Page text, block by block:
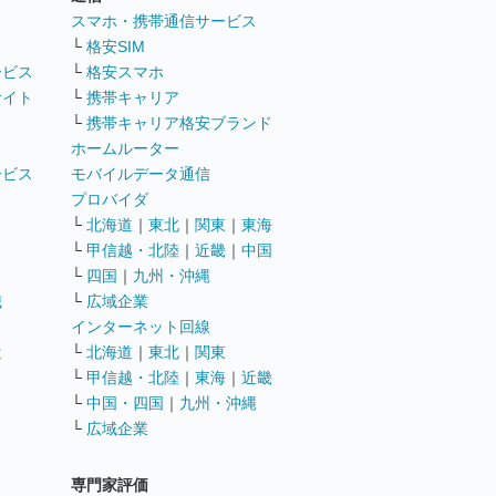
ス
ト
ス
スマホ・携帯通信サービス
└ 格安SIM
└ 格安スマホ
└ 携帯キャリア
└ 携帯キャリア格安ブランド
ホームルーター
モバイルデータ通信
プロバイダ
└ 北海道 ｜ 東北 ｜ 関東 ｜ 東海
└ 甲信越・北陸 ｜ 近畿 ｜ 中国
└ 四国 ｜ 九州・沖縄
└ 広域企業
インターネット回線
└ 北海道 ｜ 東北 ｜ 関東
└ 甲信越・北陸 ｜ 東海 ｜ 近畿
└ 中国・四国 ｜ 九州・沖縄
└ 広域企業
専門家評価